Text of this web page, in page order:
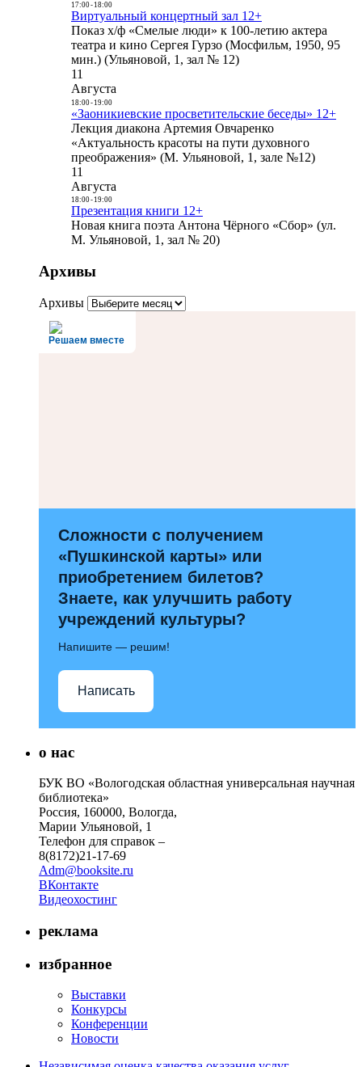
17:00- 18:00
Виртуальный концертный зал 12+
Показ х/ф «Смелые люди» к 100-летию актера
театра и кино Сергея Гурзо (Мосфильм, 1950, 95
мин.) (Ульяновой, 1, зал № 12)
11
Августа
18:00- 19:00
«Заоникиевские просветительские беседы» 12+
Лекция диакона Артемия Овчаренко
«Актуальность красоты на пути духовного
преображения» (М. Ульяновой, 1, зале №12)
11
Августа
18:00- 19:00
Презентация книги 12+
Новая книга поэта Антона Чёрного «Сбор» (ул.
М. Ульяновой, 1, зал № 20)
Архивы
Архивы
Решаем вместе
Сложности с получением
«Пушкинской карты» или
приобретением билетов?
Знаете, как улучшить работу
учреждений культуры?
Напишите — решим!
Написать
о нас
БУК ВО «Вологодская областная универсальная научная
библиотека»
Россия, 160000, Вологда,
Марии Ульяновой, 1
Телефон для справок –
8(8172)21-17-69
Adm@booksite.ru
ВКонтакте
Видеохостинг
реклама
избранное
Выставки
Конкурсы
Конференции
Новости